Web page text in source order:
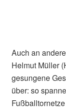
Auch an
Helmut Müller
gesungene
über: so